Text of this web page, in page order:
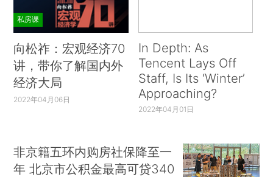
私房课
向松祚：宏观经济70
讲，带你了解国内外
经济大局
2022年04月06日
In Depth: As
Tencent Lays Off
Staff, Is Its ‘Winter’
Approaching?
2022年04月01日
非京籍五环内购房社保降至一
年 北京市公积金最高可贷340